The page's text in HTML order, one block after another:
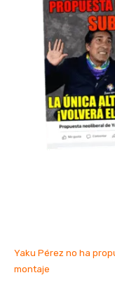
Yaku Pérez no ha
montaje